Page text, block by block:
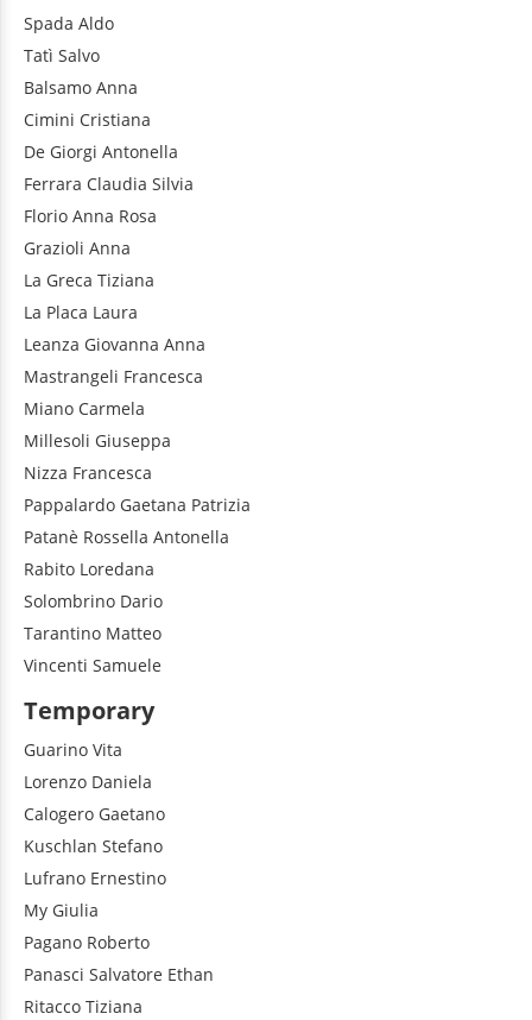
Spada Aldo
Tatì Salvo
Balsamo Anna
Cimini Cristiana
De Giorgi Antonella
Ferrara Claudia Silvia
Florio Anna Rosa
Grazioli Anna
La Greca Tiziana
La Placa Laura
Leanza Giovanna Anna
Mastrangeli Francesca
Miano Carmela
Millesoli Giuseppa
Nizza Francesca
Pappalardo Gaetana Patrizia
Patanè Rossella Antonella
Rabito Loredana
Solombrino Dario
Tarantino Matteo
Vincenti Samuele
Temporary
Guarino Vita
Lorenzo Daniela
Calogero Gaetano
Kuschlan Stefano
Lufrano Ernestino
My Giulia
Pagano Roberto
Panasci Salvatore Ethan
Ritacco Tiziana